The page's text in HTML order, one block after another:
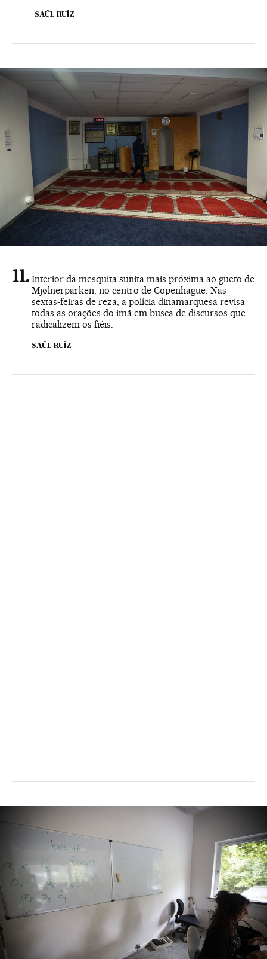
SAÚL RUÍZ
Interior da mesquita sunita mais próxima ao gueto de
Mjølnerparken, no centro de Copenhague. Nas
sextas-feiras de reza, a polícia dinamarquesa revisa
todas as orações do imã em busca de discursos que
radicalizem os fiéis.
SAÚL RUÍZ